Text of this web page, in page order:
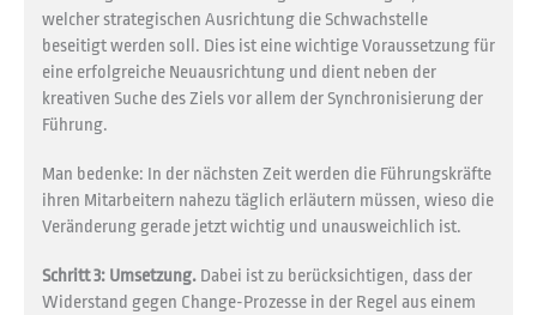
welcher strategischen Ausrichtung die Schwachstelle
beseitigt werden soll. Dies ist eine wichtige Voraussetzung für
eine erfolgreiche Neuausrichtung und dient neben der
kreativen Suche des Ziels vor allem der Synchronisierung der
Führung.
Man bedenke: In der nächsten Zeit werden die Führungskräfte
ihren Mitarbeitern nahezu täglich erläutern müssen, wieso die
Veränderung gerade jetzt wichtig und unausweichlich ist.
Schritt 3: Umsetzung. Dabei ist zu berücksichtigen, dass der
Widerstand gegen Change-Prozesse in der Regel aus einem